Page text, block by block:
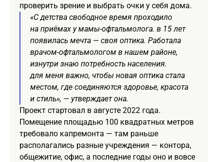
проверить зрение и выбрать очки у себя дома.
«С детства свободное время проходило
на приёмах у мамы-офтальмолога. в 15 лет
появилась мечта — своя оптика. Работала
врачом-офтальмологом в нашем районе,
изнутри знаю потребность населения.
для меня важно, чтобы новая оптика стала
местом, где соединяются здоровье, красота
и стиль», — утверждает она.
Проект стартовал в августе 2022 года.
Помещение площадью 100 квадратных метров
требовало капремонта — там раньше
располагались разные учреждения — контора,
общежитие, офис, а последние годы оно и вовсе